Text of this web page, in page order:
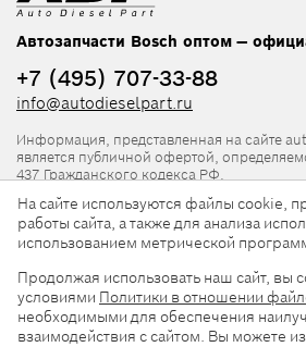
Автозапчасти Bosch оптом —
+7 (495) 707-33-88
info@autodieselpart.ru
Информация, представленная на сайте
является публичной офертой,
437 Гражданского кодекса РФ.
Нормативная документация
ADP в социальных сетях
На сайте используются файлы cookie,
работы сайта, а также для анализа
использованием метрической
Продолжая использовать наш сайт, вы
условиями Политики в отношении
необходимыми для обеспечения
взаимодействия с сайтом. Вы можете